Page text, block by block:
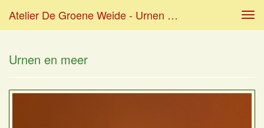
Atelier De Groene Weide - Urnen En Meer
Urnen en meer